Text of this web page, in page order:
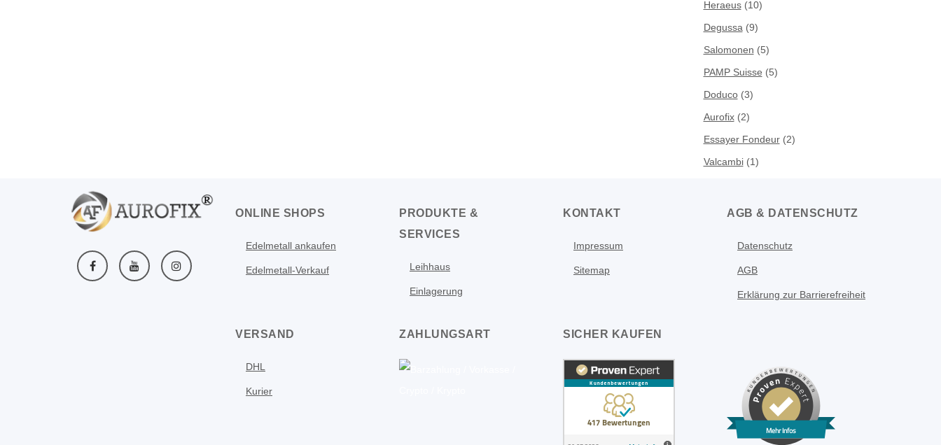
Heraeus(10)
Degussa (9)
Salomonen (5)
PAMP Suisse (5)
Doduco(3)
Aurofix(2)
Essayer Fondeur(2)
Valcambi(1)
ONLINE SHOPS
Edelmetall ankaufen
Edelmetall-Verkauf
PRODUKTE &
SERVICES
Leihhaus
Einlagerung
KONTAKT
Impressum
Sitemap
AGB & DATENSCHUTZ
Datenschutz
AGB
Erklärung zur Barrierefreiheit
VERSAND
DHL
Kurier
ZAHLUNGSART SICHER KAUFEN
Mehr Infos